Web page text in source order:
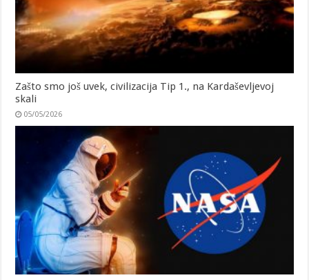
Zašto smo još uvek, civilizacija Tip 1., na Kardaševljevoj
skali
05/05/2026